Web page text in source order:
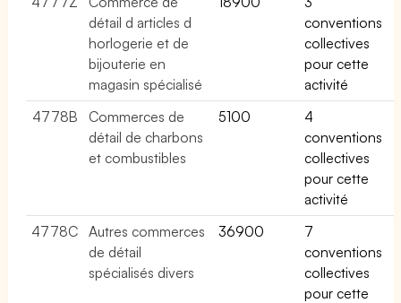
détail d articles d
horlogerie et de
bijouterie en
magasin spécialisé
conventions
collectives
pour cette
activité
4778B
Commerces de
détail de charbons
et combustibles
5100
4
conventions
collectives
pour cette
activité
4778C Autres commerces
de détail
spécialisés divers
36900
7
conventions
collectives
pour cette